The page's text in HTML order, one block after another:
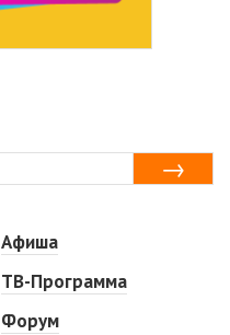
Афиша
ТВ-Программа
Форум